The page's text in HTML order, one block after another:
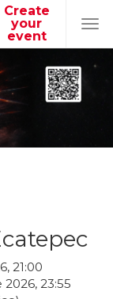
Create
your
event
, 21:00
2026, 23:55